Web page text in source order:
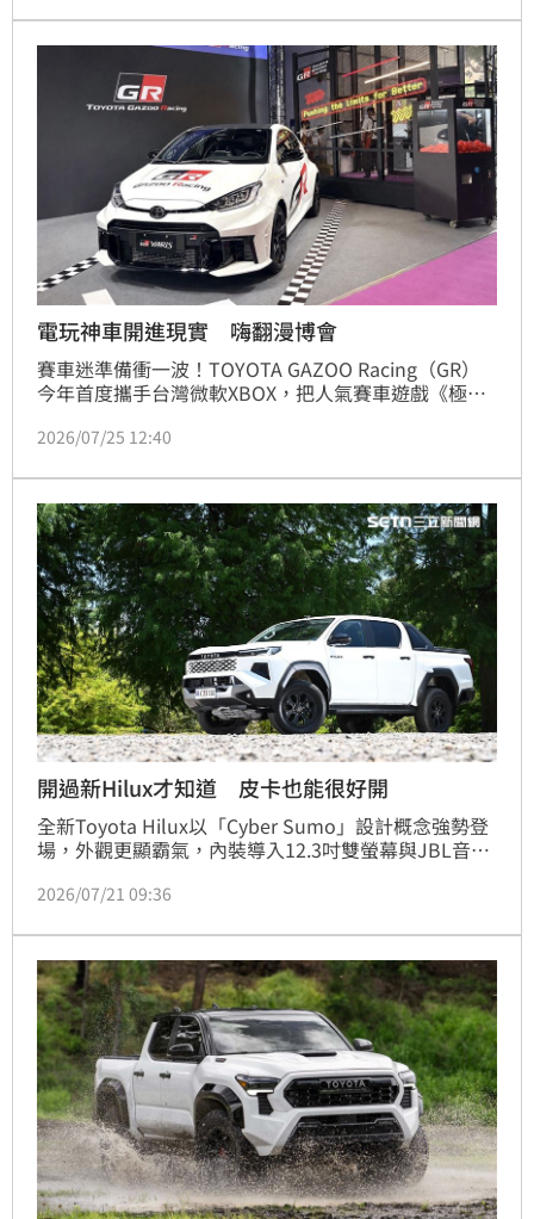
花，更顯獨特收藏價值。此外，全車系標配TSS 3.0智
動駕駛輔助系統，在享受駕馭樂趣的同時，全面守護行
車安全。目前該典藏版已正式進駐全台TOYOTA展示中
心，對於熱愛日系掀背車及追求紀念意義的消費者而
言，這款承載品牌一甲子歷史的限量力作，無疑是今年
度最值得入手的車壇焦點。
電玩神車開進現實 嗨翻漫博會
賽車迷準備衝一波！TOYOTA GAZOO Racing（GR）
今年首度攜手台灣微軟XBOX，把人氣賽車遊戲《極限
漫畫博覽會，讓玩家不只能在螢幕裡飆速，還能近距離
2026/07/25 12:40
開過新Hilux才知道 皮卡也能很好開
全新Toyota Hilux以「Cyber Sumo」設計概念強勢登
場，外觀更顯霸氣，內裝導入12.3吋雙螢幕與JBL音
電子轉向系統，讓市區操控更輕盈。底盤經重新調校，
統與底盤透視功能，越野性能更加精準友善。Hilux不
僅保留強悍耐操本質，更將舒適性與科技配備提升至
SUV水準，完美兼顧日常通勤與戶外探險，成為全方位
多功能冒險夥伴。建議售價161.9萬元，徹底顛覆皮卡
僅為工具車的刻板印象，是追求質感與實用玩家的最佳
選擇。
2026/07/21 09:36